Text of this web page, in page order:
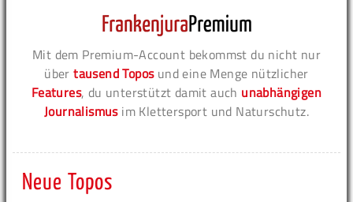
Mit dem Premium-Account bekommst du nicht nur
übertausend Toposund eine Menge nützlicher
Features, du unterstützt damit auch unabhängigen
Journalismusim Klettersport und Naturschutz.
Neue Topos